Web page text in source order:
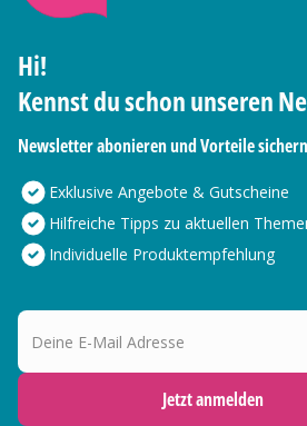
Hi!
Kennst du schon unseren
Newsletter abonieren und Vorteile
Exklusive Angebote & Gutscheine
Hilfreiche Tipps zu aktuellen
Individuelle Produktempfehlung
Deine E-Mail Adresse
Jetzt anmelden